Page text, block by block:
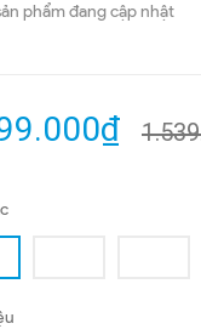
phẩm đang cập nhật